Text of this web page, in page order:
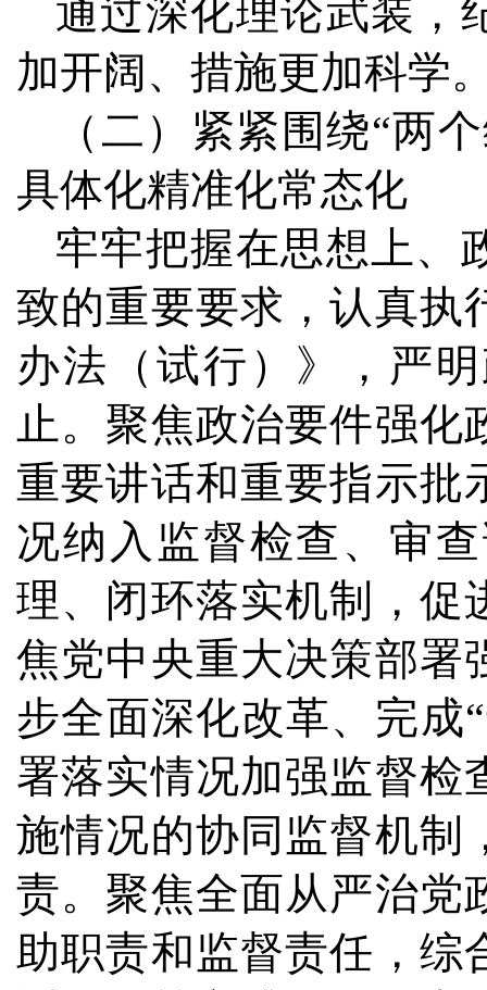
通过深化理论武装，
加开阔、措施更加科学
（二）紧紧围绕“两
具体化精准化常态化
牢牢把握在思想上、
致的重要要求，认真执
办法（试行）》，严
止。聚焦政治要件强化
重要讲话和重要指示批
况纳入监督检查、审
理、闭环落实机制，促
焦党中央重大决策部署
步全面深化改革、完成
署落实情况加强监督检
施情况的协同监督机制
责。聚焦全面从严治党
助职责和监督责任，综